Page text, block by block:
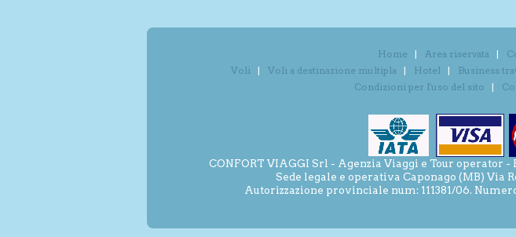
Home Area riservata
Voli
Voli a destinazione multipla Hotel Business
Condizioni per l'uso del sito
CONFORT VIAGGI Srl - Agenzia Viaggi e Tour
Sede legale e operativa Caponago (MB) Via
Autorizzazione provinciale num: 111381/06.